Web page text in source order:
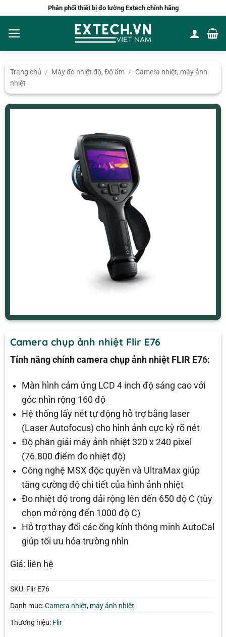
nội
dung
Phân phối thiết bị đo lường Extech chính hãng
Trang chủ / Máy đo nhiệt độ, Độ ẩm / Camera nhiệt, máy ảnh
nhiệt
Camera chụp ảnh nhiệt Flir E76
Tính năng chính camera chụp ảnh nhiệt FLIR E76:
Màn hình cảm ứng LCD 4 inch độ sáng cao với
góc nhìn rộng 160 độ
Hệ thống lấy nét tự động hỗ trợ bằng laser
(Laser Autofocus) cho hình ảnh cực kỳ rõ nét
Độ phân giải máy ảnh nhiệt 320 x 240 pixel
(76.800 điểm đo nhiệt độ)
Công nghệ MSX độc quyền và UltraMax giúp
tăng cường độ chi tiết của hình ảnh nhiệt
Đo nhiệt độ trong dải rộng lên đến 650 độ C (tùy
chọn mở rộng đến 1000 độ C)
Hỗ trợ thay đổi các ống kính thông minh AutoCal
giúp tối ưu hóa trường nhìn
Giá: liên hệ
SKU: Flir E76
Danh mục:Camera nhiệt, máy ảnh nhiệt
Thương hiệu: Flir